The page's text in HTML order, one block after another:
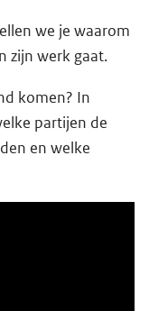
we je waarom
zijn werk gaat.
komen? In
partijen de
en welke